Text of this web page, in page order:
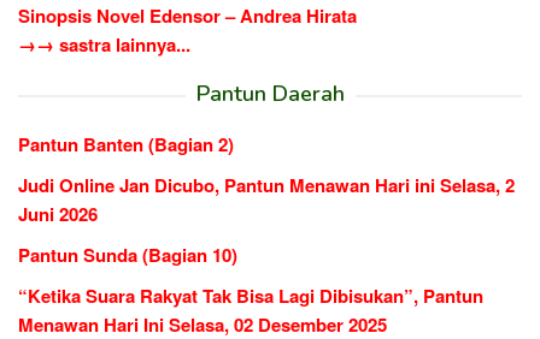
Sinopsis Novel Edensor – Andrea Hirata
→→ sastra lainnya...
Pantun Daerah
Pantun Banten (Bagian 2)
Judi Online Jan Dicubo, Pantun Menawan Hari ini Selasa, 2
Juni 2026
Pantun Sunda (Bagian 10)
“Ketika Suara Rakyat Tak Bisa Lagi Dibisukan”, Pantun
Menawan Hari Ini Selasa, 02 Desember 2025